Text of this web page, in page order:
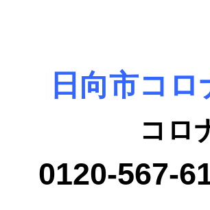
日向市コロ
コロ
0120-567-